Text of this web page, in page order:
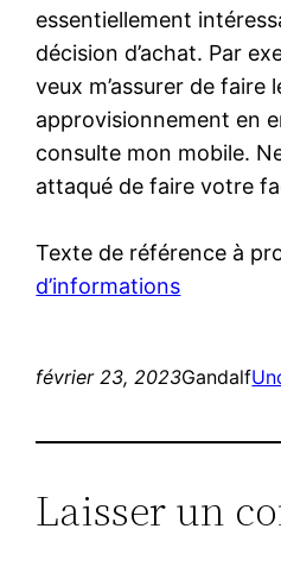
essentiellement
décision d’achat. Par
veux m’assurer de faire
approvisionnement en
consulte mon mobile.
attaqué de faire votre
Texte de référence à
d’informations
février 23, 2023Gandalf
Laisser un